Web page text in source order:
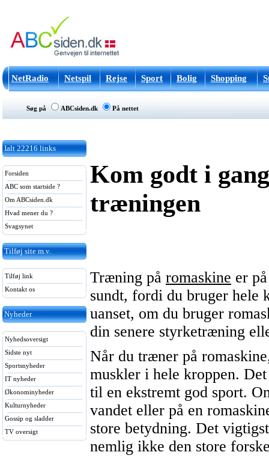
NetRadio Netspil Rejse Sport Bolig Shopping
Søg på ABCsiden.dk På nettet
Ialt 22216 links
Forsiden
ABC som startside ?
Om ABCsiden.dk
Hvad mener du ?
Svagsynet
Tilføj site m.v.
Tilføj link
Kontakt os
Nyheder
Nyhedsoversigt
Sidste nyt
Sportsnyheder
IT nyheder
Økonominyheder
Kulturnyheder
Gossip og sladder
TV oversigt
Kom godt i
træningen
Træning på romaskine er
sundt, fordi du bruger hele
uanset, om du bruger
din senere styrketræning
Når du træner på
muskler i hele kroppen.
til en ekstremt god sport.
vandet eller på en
store betydning. Det
nemlig ikke den store